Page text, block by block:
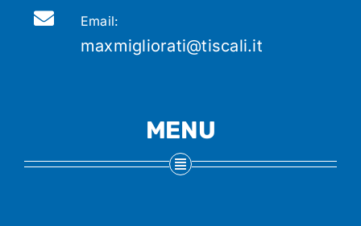
Email:
maxmigliorati@tiscali.it
MENU